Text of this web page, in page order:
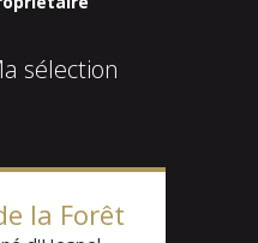
sélection
la Forêt